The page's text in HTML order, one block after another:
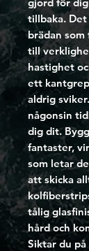
tillbaka.
brädan
till
hastighet
ett
aldrig
någonsin
dig dit.
fantaster,
som letar
att skicka
tålig
hård och
Siktar du